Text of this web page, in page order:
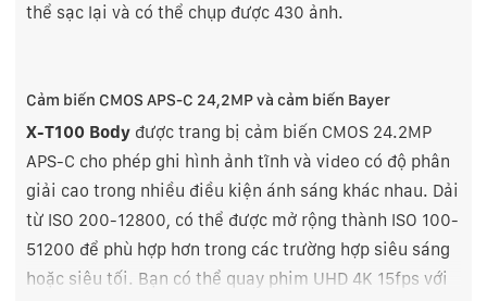
thể sạc lại và có thể chụp được 430 ảnh.
Cảm biến CMOS APS-C 24,2MP và cảm biến Bayer
X-T100 Body được trang bị cảm biến CMOS 24.2MP
APS-C cho phép ghi hình ảnh tĩnh và video có độ phân
giải cao trong nhiều điều kiện ánh sáng khác nhau. Dải
từ ISO 200-12800, có thể được mở rộng thành ISO 100-
51200 để phù hợp hơn trong các trường hợp siêu sáng
hoặc siêu tối. Bạn có thể quay phim UHD 4K 15fps với